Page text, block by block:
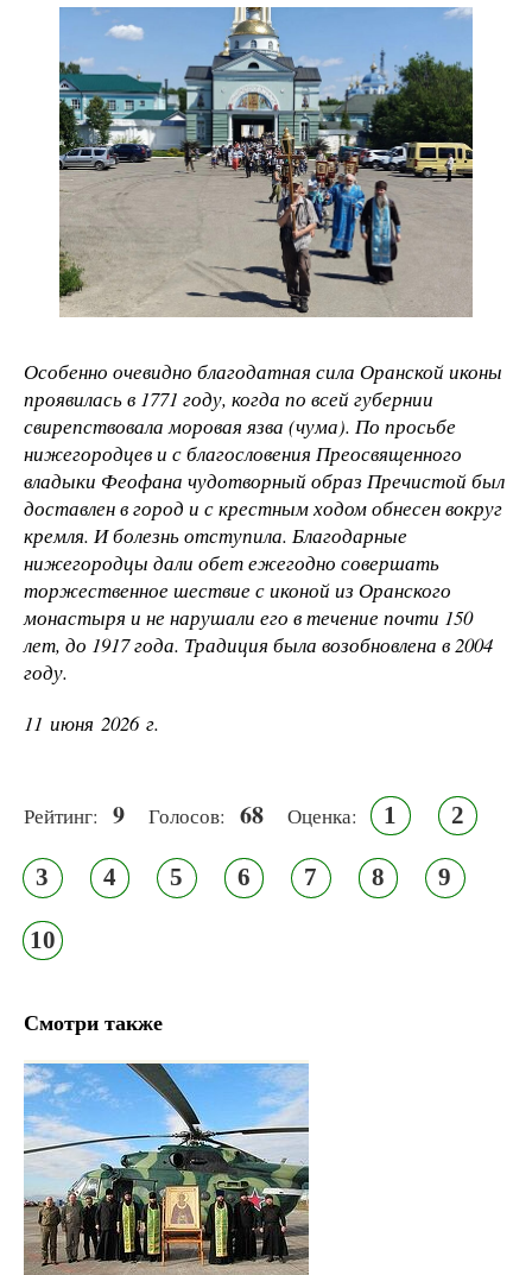
Особенно очевидно благодатная сила Оранской иконы
проявилась в 1771 году, когда по всей губернии
свирепствовала моровая язва (чума). По просьбе
нижегородцев и с благословения Преосвященного
владыки Феофана чудотворный образ Пречистой был
доставлен в город и с крестным ходом обнесен вокруг
кремля. И болезнь отступила. Благодарные
нижегородцы дали обет ежегодно совершать
торжественное шествие с иконой из Оранского
монастыря и не нарушали его в течение почти 150
лет, до 1917 года. Традиция была возобновлена в 2004
году.
11 июня 2026 г.
Рейтинг: 9 Голосов: 68 Оценка: 1 2
3 4 5 6 7 8 9
10
Смотри также